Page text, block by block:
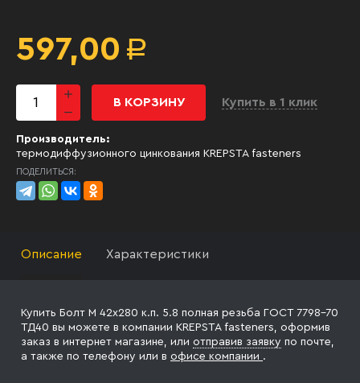
597,00 Р
В КОРЗИНУ Купить в 1 клик
Производитель:
термодиффузионного цинкования KREPSTA fasteners
ПОДЕЛИТЬСЯ:
Описание Характеристики
Купить Болт М 42х280 к.п. 5.8 полная резьба ГОСТ 7798-70
ТД40 вы можете в компании KREPSTA fasteners, оформив
заказ в интернет магазине, или отправив заявку по почте,
а также по телефону или в офисе компании .